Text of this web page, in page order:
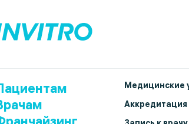
Медицинские
Аккредитация